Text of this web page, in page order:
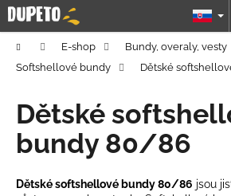
Prejsť
na
obsah
DomovE-shop
Bundy, overaly, vesty
Softshellové bundy
Dětské
Dětské
bundy 80/86
Dětské softshellové bundy 80/86 jsou
K
o
o
p
o
r